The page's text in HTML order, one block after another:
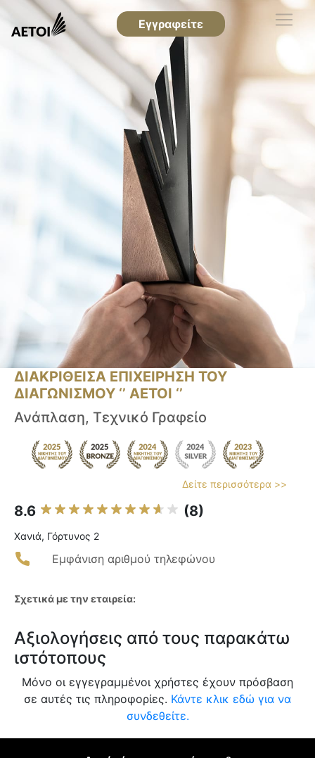
Εγγραφείτε
ΔΙΑΚΡΙΘΕΙΣΑ ΕΠΙΧΕΙΡΗΣΗ ΤΟΥ
ΔΙΑΓΩΝΙΣΜΟΥ ‘’ ΑΕΤΟΙ ‘’
Ανάπλαση, Τεχνικό Γραφείο
Δείτε περισσότερα >>
8.6 (8)
Χανιά, Γόρτυνος 2
Εμφάνιση αριθμού τηλεφώνου
Σχετικά με την εταιρεία:
Αξιολογήσεις από τους παρακάτω
ιστότοπους
Μόνο οι εγγεγραμμένοι χρήστες έχουν πρόσβαση
σε αυτές τις πληροφορίες. Κάντε κλικ εδώ για να
συνδεθείτε.